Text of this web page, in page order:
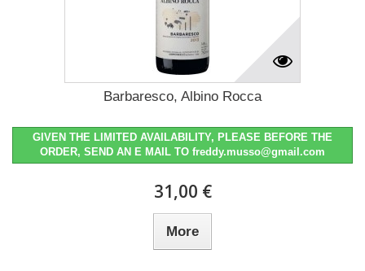
Barbaresco, Albino Rocca
GIVEN THE LIMITED AVAILABILITY, PLEASE BEFORE THE
ORDER, SEND AN E MAIL TO freddy.musso@gmail.com
31,00 €
More